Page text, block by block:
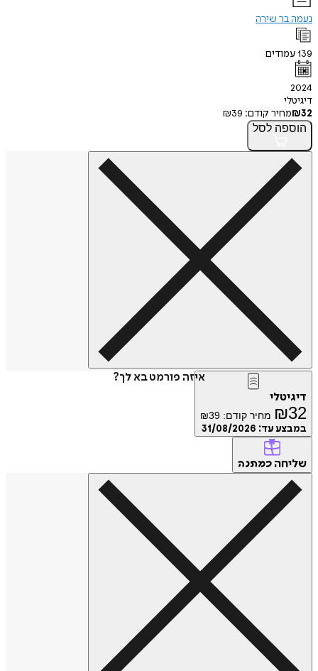
נעמה בר שירה
139עמודים
2024
דיגיטלי
₪32 מחיר קודם: ₪39
הוספה לסל
איזה פורמט בא לך?
דיגיטלי
₪32 מחיר קודם: ₪39
במבצע עד: 31/08/2026
שליחה כמתנה